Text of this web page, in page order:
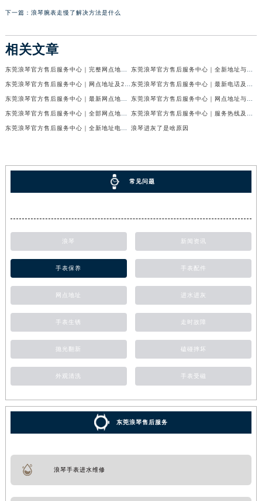
下一篇： 浪琴腕表走慢了解决方法是什么
相关文章
浪琴进灰了是啥原因
常见问题
浪琴 新闻资讯
手表保养 手表配件
网点地址 进水进灰
手表生锈 走时故障
抛光翻新 磕碰摔坏
外观清洗 手表受磁
东莞浪琴售后服务
浪琴手表进水维修